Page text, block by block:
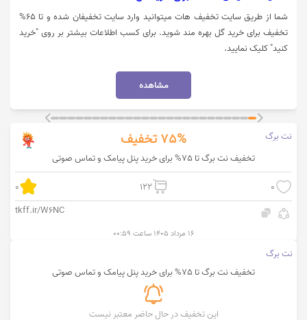
شما از طریق سایت تخفیف هات میتوانید وارد سایت تخفیفان شده و تا 65%
تخفیف برای خرید گل بهره مند شوید. برای کسب اطلاعات بیشتر بر روی "خرید
کنید" کلیک نمایید.
مشاهده
نت برگ 75% تخفیف
تخفیف نت برگ تا 75% برای خرید پنل پیامک و تماس صوتی
0
122
0
tkff.ir/W6NC
۱۶ مرداد ۱۴۰۵ ساعت ۰۰:۵۹
نت برگ
تخفیف نت برگ تا 75% برای خرید پنل پیامک و تماس صوتی
این تخفیف در حال حاضر معتبر نیست